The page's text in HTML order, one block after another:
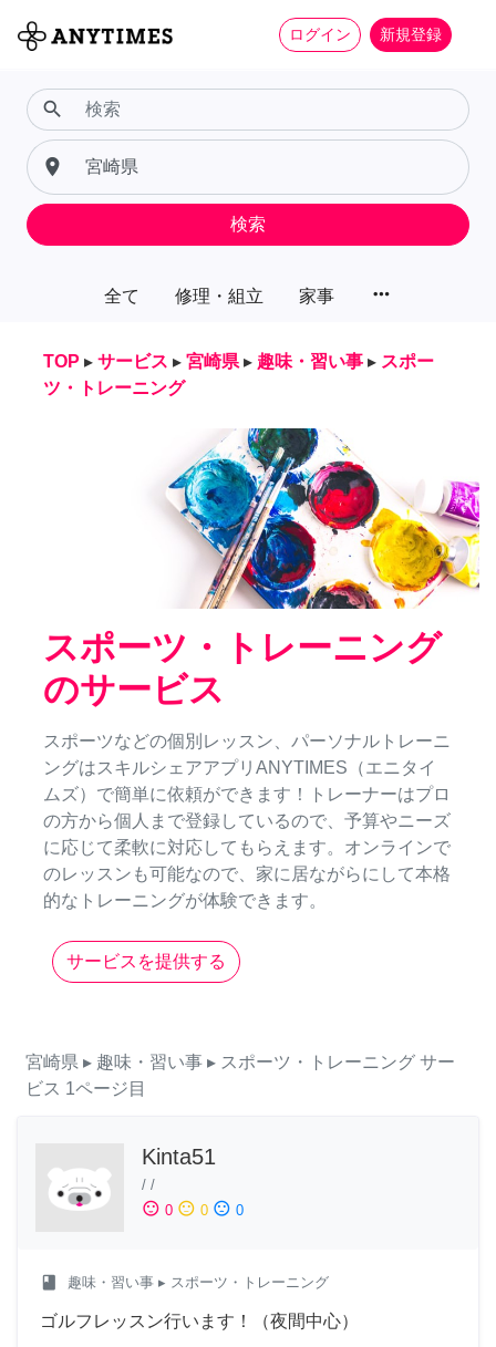
ログイン 新規登録
全て 修理・組立 家事 more_horiz
search
place
検索
TOP ▸ サービス ▸ 宮崎県 ▸ 趣味・習い事 ▸ スポー
ツ・トレーニング
スポーツ・トレーニング
のサービス
スポーツなどの個別レッスン、パーソナルトレーニ
ングはスキルシェアアプリANYTIMES（エニタイ
ムズ）で簡単に依頼ができます！トレーナーはプロ
の方から個人まで登録しているので、予算やニーズ
に応じて柔軟に対応してもらえます。オンラインで
のレッスンも可能なので、家に居ながらにして本格
的なトレーニングが体験できます。
サービスを提供する
宮崎県 ▸ 趣味・習い事 ▸ スポーツ・トレーニング サー
ビス 1ページ目
Kinta51
/ /
sentiment_satisfied 0 sentiment_neutral 0 sentiment_dissatisfied 0
class 趣味・習い事 ▸ スポーツ・トレーニング
ゴルフレッスン行います！（夜間中心）